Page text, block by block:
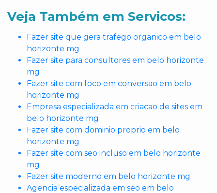
Veja Também em Servicos:
Fazer site que gera trafego organico em belo
horizonte mg
Fazer site para consultores em belo horizonte
mg
Fazer site com foco em conversao em belo
horizonte mg
Empresa especializada em criacao de sites em
belo horizonte mg
Fazer site com dominio proprio em belo
horizonte mg
Fazer site com seo incluso em belo horizonte
mg
Fazer site moderno em belo horizonte mg
Agencia especializada em seo em belo